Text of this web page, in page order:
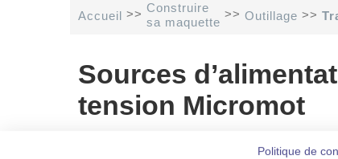
Accueil >> Construire
sa maquette
>> Outillage >>
Sources
tension Micromot
Politique de